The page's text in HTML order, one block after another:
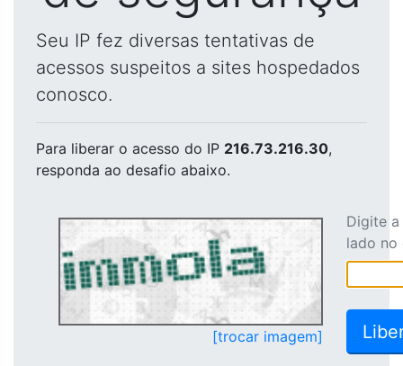
Seu IP fez diversas tentativas de
acessos suspeitos a sites hospedados
conosco.
Para liberar o acesso do IP 216.73.216.30,
responda ao desafio abaixo.
[trocar imagem]
Digite
lado no